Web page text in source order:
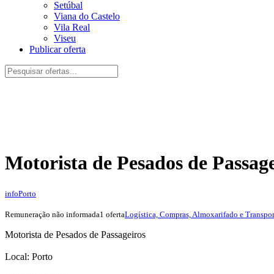
Setúbal
Viana do Castelo
Vila Real
Viseu
Publicar oferta
Motorista de Pesados de
infoPorto
Remuneração não informada1 ofertaLogística, Compras, Almoxarifado e
Motorista de Pesados de Passageiros
Local: Porto